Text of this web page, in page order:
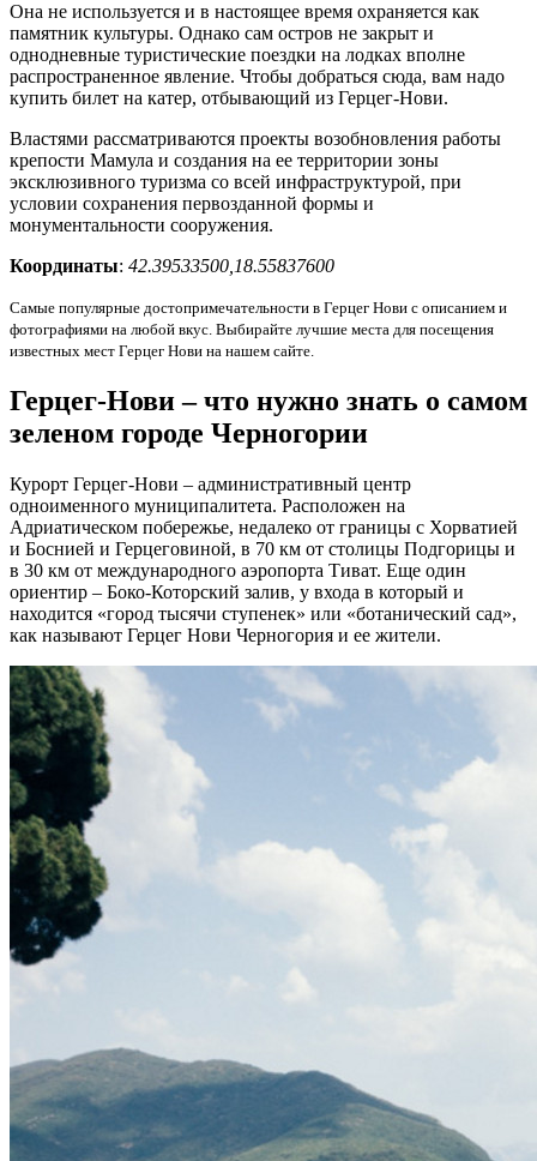
Она не используется и в настоящее время охраняется как
памятник культуры. Однако сам остров не закрыт и
однодневные туристические поездки на лодках вполне
распространенное явление. Чтобы добраться сюда, вам надо
купить билет на катер, отбывающий из Герцег-Нови.
Властями рассматриваются проекты возобновления работы
крепости Мамула и создания на ее территории зоны
эксклюзивного туризма со всей инфраструктурой, при
условии сохранения первозданной формы и
монументальности сооружения.
Координаты: 42.39533500,18.55837600
Самые популярные достопримечательности в Герцег Нови с описанием и
фотографиями на любой вкус. Выбирайте лучшие места для посещения
известных мест Герцег Нови на нашем сайте.
Герцег-Нови – что нужно знать о самом
зеленом городе Черногории
Курорт Герцег-Нови – административный центр
одноименного муниципалитета. Расположен на
Адриатическом побережье, недалеко от границы с Хорватией
и Боснией и Герцеговиной, в 70 км от столицы Подгорицы и
в 30 км от международного аэропорта Тиват. Еще один
ориентир – Боко-Которский залив, у входа в который и
находится «город тысячи ступенек» или «ботанический сад»,
как называют Герцег Нови Черногория и ее жители.